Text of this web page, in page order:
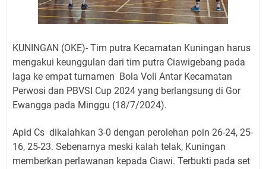
2026 Ada Tiga, Tapi yang Bakal Dihadiri Hanya Satu
Ini Empat Lokasi Samsat Keliling Kuningan Jumat 7
KUNINGAN (OKE)- Tim putra Kecamatan Kuningan harus
mengakui keunggulan dari tim putra Ciawigebang pada
laga ke empat turnamen Bola Voli Antar Kecamatan
Perwosi dan PBVSI Cup 2024 yang berlangsung di Gor
Ewangga pada Minggu (18/7/2024).
Apid Cs dikalahkan 3-0 dengan perolehan poin 26-24, 25-
16, 25-23. Sebenarnya meski kalah telak, Kuningan
memberkan perlawanan kepada Ciawi. Terbukti pada set